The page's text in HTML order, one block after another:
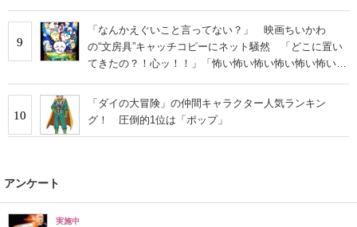
9
「なんかえぐいこと言ってない？」 映画ちいかわ
の“文房具”キャッチコピーにネット騒然 「どこに置い
てきたの？！心ッ！！」「怖い怖い怖い怖い怖い怖い怖
10
「ダイの大冒険」の仲間キャラクター人気ランキン
グ！ 圧倒的1位は「ポップ」
アンケート
実施中